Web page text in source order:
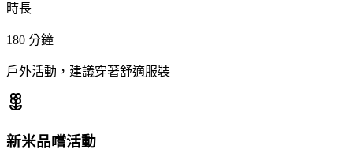
時長
180 分鐘
戶外活動，建議穿著舒適服裝
新米品嚐活動